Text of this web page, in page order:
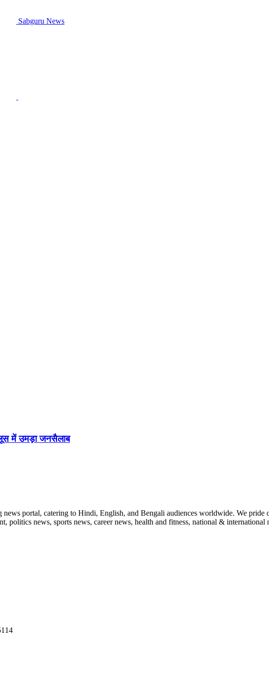
Sabguru News
में उमड़ा जनसैलाब
portal, catering to Hindi, English, and Bengali audiences worldwide. We pride
politics news, sports news, career news, health and fitness, national & international